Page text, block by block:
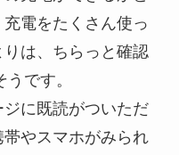
電をたくさん使っ
は、ちらっと確認
です。
ジに既読がついただ
やスマホがみられ